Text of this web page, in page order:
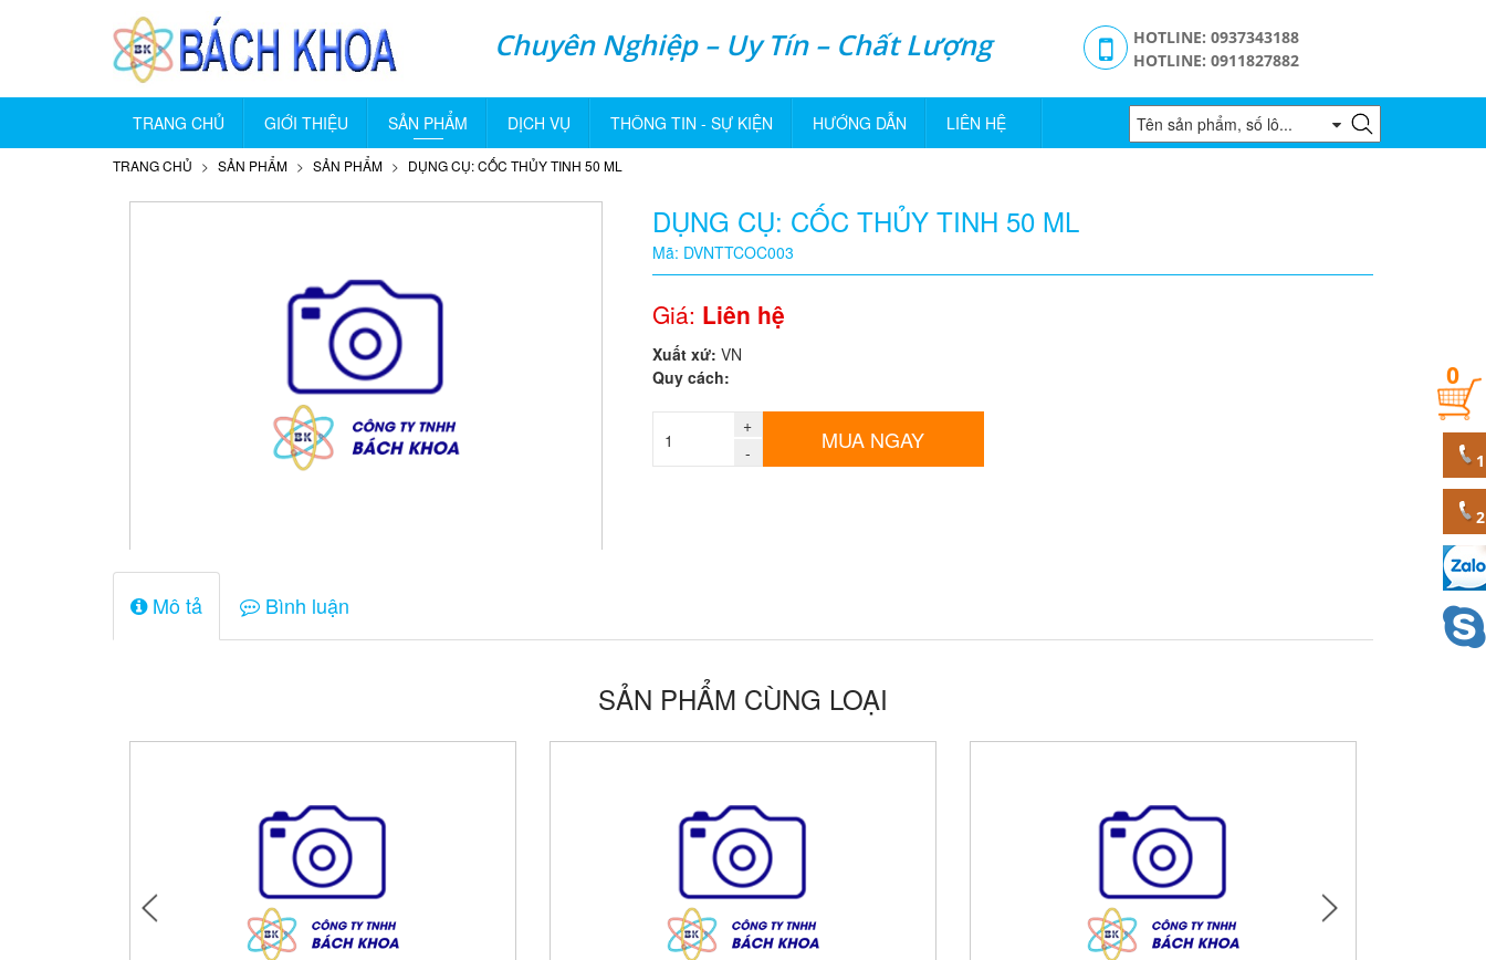
Chuyên Nghiệp – Uy Tín – Chất Lượng
HOTLINE: 0937343188
HOTLINE: 0911827882
TRANG CHỦ GIỚI THIỆU SẢN PHẨM DỊCH VỤ THÔNG TIN - SỰ KIỆN HƯỚNG DẪN LIÊN HỆ
0
TRANG CHỦ SẢN PHẨM SẢN PHẨM DỤNG CỤ: CỐC THỦY TINH 50 ML
DỤNG CỤ: CỐC THỦY TINH 50 ML
Mã: DVNTTCOC003
Giá: Liên hệ
Xuất xứ: VN
Quy cách:
+
-
MUA NGAY
Mô tả Bình luận
SẢN PHẨM CÙNG LOẠI